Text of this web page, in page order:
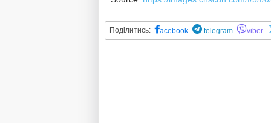
Поділитись: acebook telegram viber